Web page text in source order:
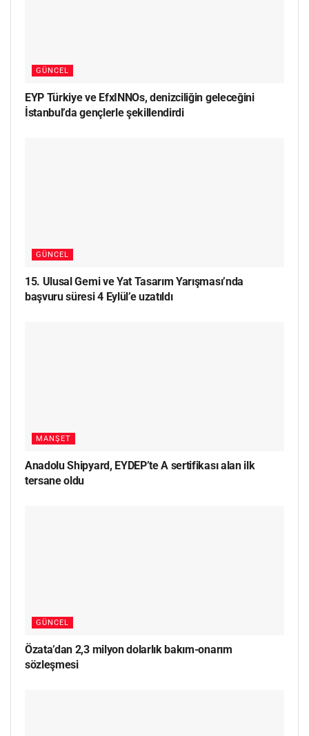
GÜNCEL
EYP Türkiye ve EfxINNOs, denizciliğin geleceğini
İstanbul’da gençlerle şekillendirdi
GÜNCEL
15. Ulusal Gemi ve Yat Tasarım Yarışması’nda
başvuru süresi 4 Eylül’e uzatıldı
MANŞET
Anadolu Shipyard, EYDEP’te A sertifikası alan ilk
tersane oldu
GÜNCEL
Özata’dan 2,3 milyon dolarlık bakım-onarım
sözleşmesi